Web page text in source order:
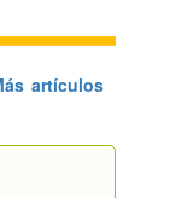
artículos